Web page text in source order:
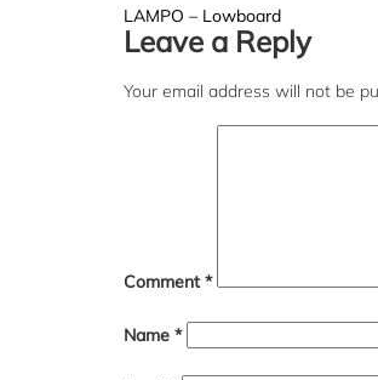
Post
navigation
LAMPO – Lowboard
Leave a Reply
Your email address will not be
Comment*
Name *